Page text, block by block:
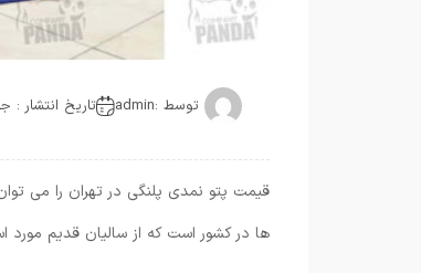
توسط :admin تاریخ انتشار : جمعه , 30
قیمت پتو نمدی پلنگی در تهران را می
ها در کشور است که از سالیان قدیم مورد